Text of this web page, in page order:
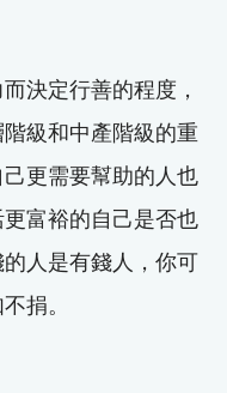
決定行善的程度，
級和中產階級的重
更需要幫助的人也
富裕的自己是否也
人是有錢人，你可
捐。